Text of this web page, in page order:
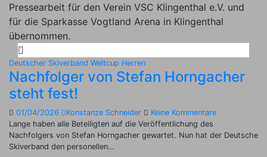
Pressearbeit für den Verein VSC Klingenthal e.V. und
für die Sparkasse Vogtland Arena in Klingenthal
übernommen.
Deutscher Skiverband Weltcup Herren
Nachfolger von Stefan Horngacher
steht fest!
01/04/2026 Konstanze Schneider
Keine Kommentare
Lange haben alle Beteiligten auf die Veröffentlichung des
Nachfolgers von Stefan Horngacher gewartet. Nun hat der Deutsche
Skiverband den personellen…